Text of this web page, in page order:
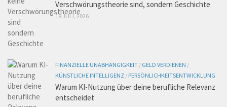
Verschwörungstheorie sind, sondern Geschichte
18 JULI, 2026
FINANZIELLE UNABHÄNGIGKEIT / GELD VERDIENEN /
KÜNSTLICHE INTELLIGENZ / PERSÖNLICHKEITSENTWICKLUNG
Warum KI-Nutzung über deine berufliche Relevanz
entscheidet